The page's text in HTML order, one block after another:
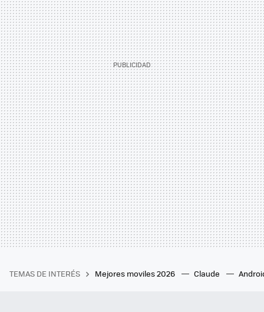
TEMAS DE INTERÉS Mejores moviles 2026 Claude